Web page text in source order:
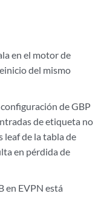
en el motor de
del mismo
de GBP
de etiqueta no
leaf de la tabla de
en pérdida de
en EVPN está